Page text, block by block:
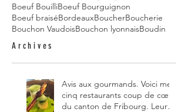
Boeuf BouilliBoeuf Bourguignon
Boeuf braiséBordeauxBoucherBoucherie
Bouchon VaudoisBouchon lyonnaisBoudin
Archives
Avis aux gourmands. Voici mes
cinq restaurants coup de cœur
du canton de Fribourg. Leurs